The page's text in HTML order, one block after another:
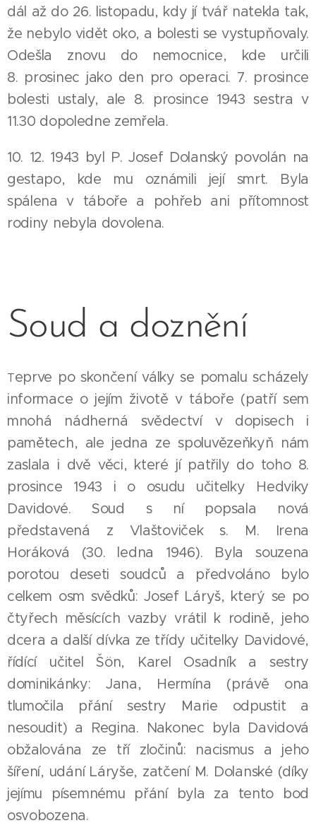
dál až do 26. listopadu, kdy jí tvář natekla tak,
že nebylo vidět oko, a bolesti se vystupňovaly.
Odešla znovu do nemocnice, kde určili
8. prosinec jako den pro operaci. 7. prosince
bolesti ustaly, ale 8. prosince 1943 sestra v
11.30 dopoledne zemřela.
10. 12. 1943 byl P. Josef Dolanský povolán na
gestapo, kde mu oznámili její smrt. Byla
spálena v táboře a pohřeb ani přítomnost
rodiny nebyla dovolena.
Soud a doznění
Teprve po skončení války se pomalu scházely
informace o jejím životě v táboře (patří sem
mnohá nádherná svědectví v dopisech i
pamětech, ale jedna ze spoluvězeňkyň nám
zaslala i dvě věci, které jí patřily do toho 8.
prosince 1943 i o osudu učitelky Hedviky
Davidové. Soud s ní popsala nová
představená z Vlaštoviček s. M. Irena
Horáková (30. ledna 1946). Byla souzena
porotou deseti soudců a předvoláno bylo
celkem osm svědků: Josef Láryš, který se po
čtyřech měsících vazby vrátil k rodině, jeho
dcera a další dívka ze třídy učitelky Davidové,
řídící učitel Šön, Karel Osadník a sestry
dominikánky: Jana, Hermína (právě ona
tlumočila přání sestry Marie odpustit a
nesoudit) a Regina. Nakonec byla Davidová
obžalována ze tří zločinů: nacismus a jeho
šíření, udání Láryše, zatčení M. Dolanské (díky
jejímu písemnému přání byla za tento bod
osvobozena.